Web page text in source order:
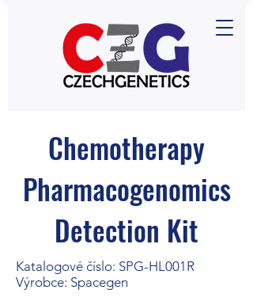
Chemotherapy
Pharmacogenomics
Detection Kit
Katalogové číslo: SPG-HL001R
Výrobce: Spacegen